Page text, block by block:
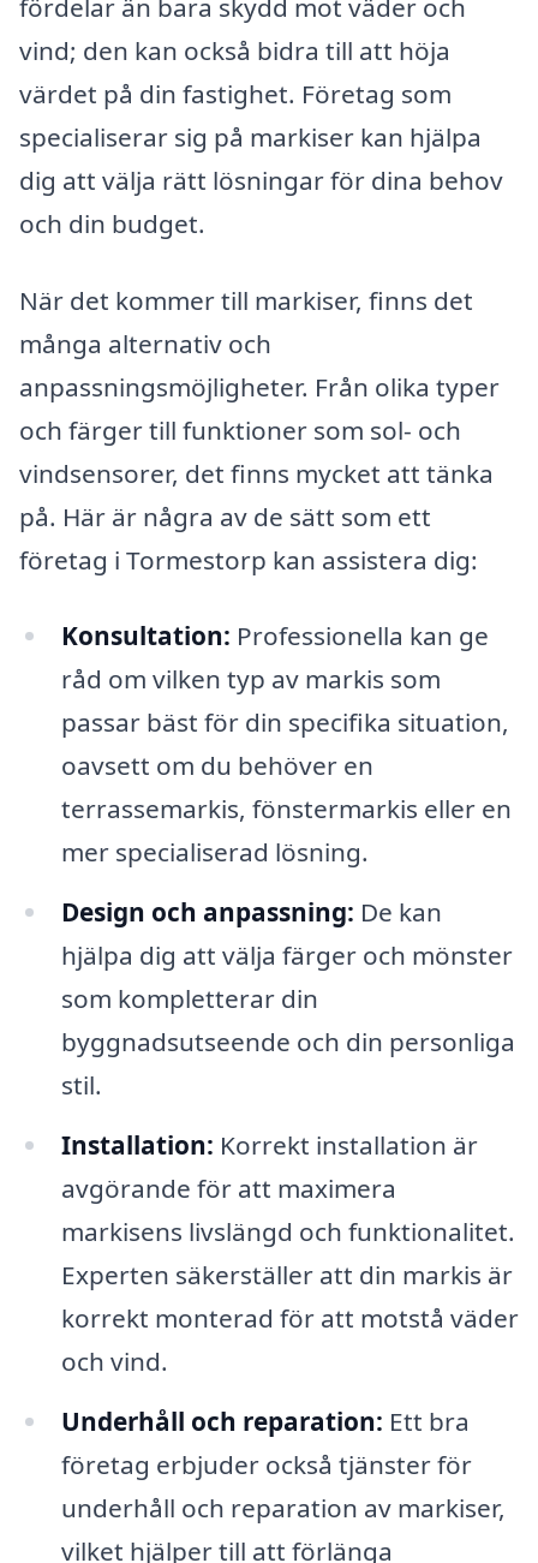
fördelar än bara skydd mot väder och
vind; den kan också bidra till att höja
värdet på din fastighet. Företag som
specialiserar sig på markiser kan hjälpa
dig att välja rätt lösningar för dina behov
och din budget.
När det kommer till markiser, finns det
många alternativ och
anpassningsmöjligheter. Från olika typer
och färger till funktioner som sol- och
vindsensorer, det finns mycket att tänka
på. Här är några av de sätt som ett
företag i Tormestorp kan assistera dig:
Konsultation: Professionella kan ge
råd om vilken typ av markis som
passar bäst för din specifika situation,
oavsett om du behöver en
terrassemarkis, fönstermarkis eller en
mer specialiserad lösning.
Design och anpassning: De kan
hjälpa dig att välja färger och mönster
som kompletterar din
byggnadsutseende och din personliga
stil.
Installation: Korrekt installation är
avgörande för att maximera
markisens livslängd och funktionalitet.
Experten säkerställer att din markis är
korrekt monterad för att motstå väder
och vind.
Underhåll och reparation: Ett bra
företag erbjuder också tjänster för
underhåll och reparation av markiser,
vilket hjälper till att förlänga